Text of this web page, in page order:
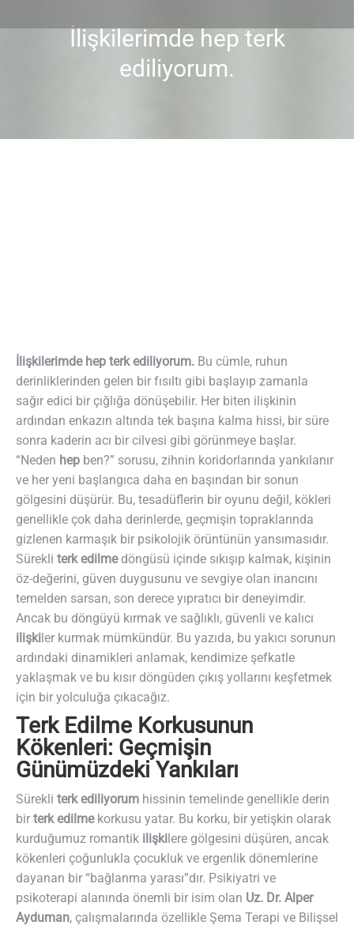
İlişkilerimde hep terk
ediliyorum.
İlişkilerimde hep terk ediliyorum. Bu cümle, ruhun
derinliklerinden gelen bir fısıltı gibi başlayıp zamanla
sağır edici bir çığlığa dönüşebilir. Her biten ilişkinin
ardından enkazın altında tek başına kalma hissi, bir süre
sonra kaderin acı bir cilvesi gibi görünmeye başlar.
“Neden hep ben?” sorusu, zihnin koridorlarında yankılanır
ve her yeni başlangıca daha en başından bir sonun
gölgesini düşürür. Bu, tesadüflerin bir oyunu değil, kökleri
genellikle çok daha derinlerde, geçmişin topraklarında
gizlenen karmaşık bir psikolojik örüntünün yansımasıdır.
Sürekli terk edilmedöngüsü içinde sıkışıp kalmak, kişinin
öz-değerini, güven duygusunu ve sevgiye olan inancını
temelden sarsan, son derece yıpratıcı bir deneyimdir.
Ancak bu döngüyü kırmak ve sağlıklı, güvenli ve kalıcı
ilişkiler kurmak mümkündür. Bu yazıda, bu yakıcı sorunun
ardındaki dinamikleri anlamak, kendimize şefkatle
yaklaşmak ve bu kısır döngüden çıkış yollarını keşfetmek
için bir yolculuğa çıkacağız.
Terk Edilme Korkusunun
Kökenleri: Geçmişin
Günümüzdeki Yankıları
Sürekli terk ediliyorum hissinin temelinde genellikle derin
bir terk edilmekorkusu yatar. Bu korku, bir yetişkin olarak
kurduğumuz romantik ilişkilere gölgesini düşüren, ancak
kökenleri çoğunlukla çocukluk ve ergenlik dönemlerine
dayanan bir “bağlanma yarası”dır. Psikiyatri ve
psikoterapi alanında önemli bir isim olan Uz. Dr. Alper
Ayduman, çalışmalarında özellikle Şema Terapi ve Bilişsel